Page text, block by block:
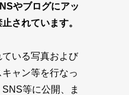
やブログにアッ
されています。
いる写真および
ャン等を行なっ
等に公開、ま